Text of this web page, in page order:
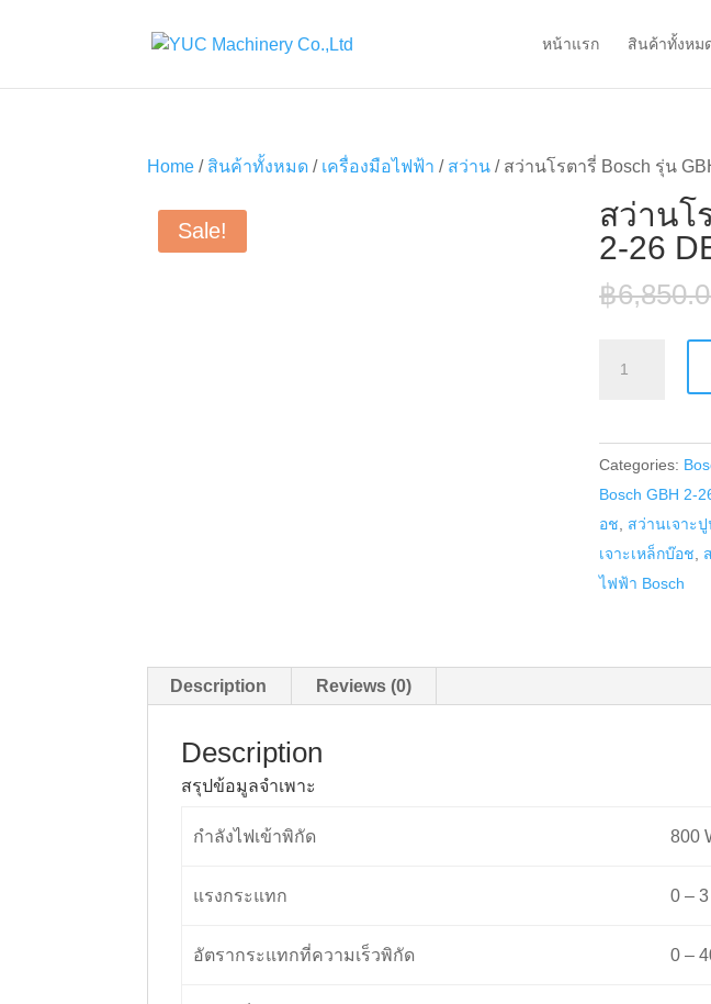
หน้าแรก สินค้าทั้งหม
Home / สินค้าทั้งหมด / เครื่องมือไฟฟ้า / สว่าน / สว่านโรตารี่ Bosch รุ่น
Sale!
สว่านโ
2-26
฿
รุ่น
GBH
2-
26
DE
quantity
Categories:
Bosch GBH 2-
อช
สว่านเจาะ
เจาะเหล็กบ๊อช
ไฟฟ้า Bosch
Description Reviews (0)
Description
สรุปข้อมูลจำเพาะ
กำลังไฟเข้าพิกัด 800
แรงกระแทก 0 – 3
อัตรากระแทกที่ความเร็วพิกัด 0 –